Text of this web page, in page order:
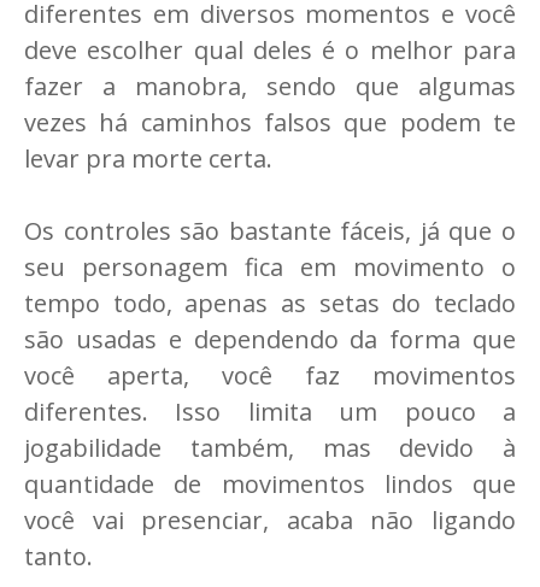
diferentes em diversos momentos e você
deve escolher qual deles é o melhor para
fazer a manobra, sendo que algumas
vezes há caminhos falsos que podem te
levar pra morte certa.
Os controles são bastante fáceis, já que o
seu personagem fica em movimento o
tempo todo, apenas as setas do teclado
são usadas e dependendo da forma que
você aperta, você faz movimentos
diferentes. Isso limita um pouco a
jogabilidade também, mas devido à
quantidade de movimentos lindos que
você vai presenciar, acaba não ligando
tanto.